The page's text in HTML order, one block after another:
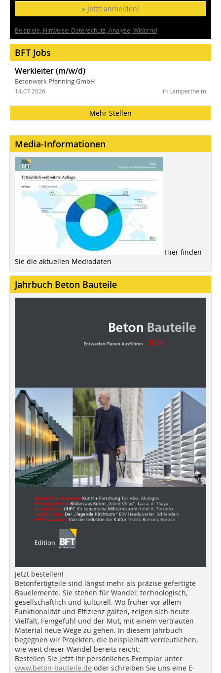
» Jetzt anmelden!
Beispiele, Hinweise: Datenschutz, Analyse, Widerruf
BFT Jobs
Werkleiter (m/w/d)
Betonwerk Pfenning GmbH
in Lampertheim
14.07.2026
Mehr Stellen
Media-Informationen
Hier finden
Sie die aktuellen Mediadaten
Jahrbuch Beton Bauteile
Jetzt bestellen!
Betonfertigteile sind längst mehr als präzise gefertigte
Bauelemente. Sie stehen für Wandel: technologisch,
gesellschaftlich und kulturell. Wo früher vor allem
Funktionalität und Effizienz galten, zeigen sich heute
Vielfalt, Feingefühl und der Mut, mit einem vertrauten
Material neue Wege zu gehen. In diesem Jahrbuch
begegnen wir Projekten, die beispielhaft verdeutlichen,
wie weit dieser Wandel bereits reicht:
Bestellen Sie jetzt Ihr persönliches Exemplar unter
www.beton-bauteile.de oder schreiben Sie uns eine E-